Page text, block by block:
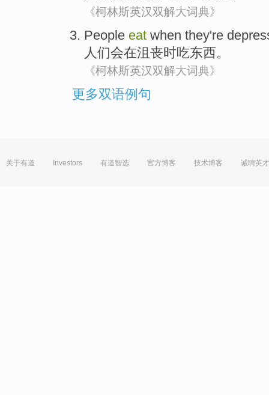
《柯林斯英汉双解大词典》
People eat when they're
人们会在沮丧时吃东西。
《柯林斯英汉双解大词典》
更多双语例句
关于有道 Investors 有道智选 官方博客 技术博客 诚聘英才